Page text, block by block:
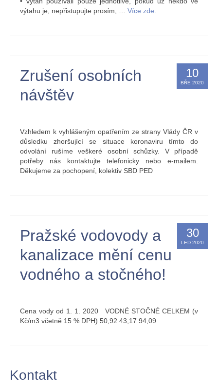
výtahu je, nepřistupujte prosím, … Více zde.
10
BŘE 2020
Zrušení osobních
návštěv
Vzhledem k vyhlášeným opatřením ze strany Vlády ČR v
důsledku zhoršující se situace koronaviru tímto do
odvolání rušíme veškeré osobní schůzky. V případě
potřeby nás kontaktujte telefonicky nebo e-mailem.
Děkujeme za pochopení, kolektiv SBD PED
30
LED 2020
Pražské vodovody a
kanalizace mění cenu
vodného a stočného!
Cena vody od 1. 1. 2020 VODNÉ STOČNÉ CELKEM (v
Kč/m3 včetně 15 % DPH) 50,92 43,17 94,09
Kontakt